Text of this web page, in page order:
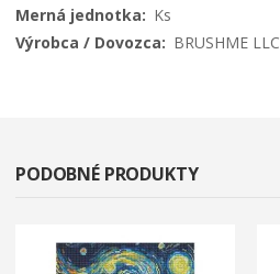
Ks
BRUSHME LLC
PODOBNÉ PRODUKTY